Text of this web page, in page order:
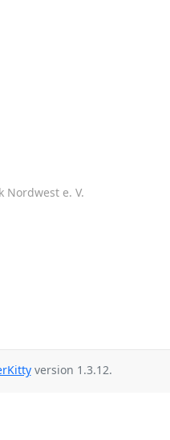
Nordwest e. V.
version 1.3.12.